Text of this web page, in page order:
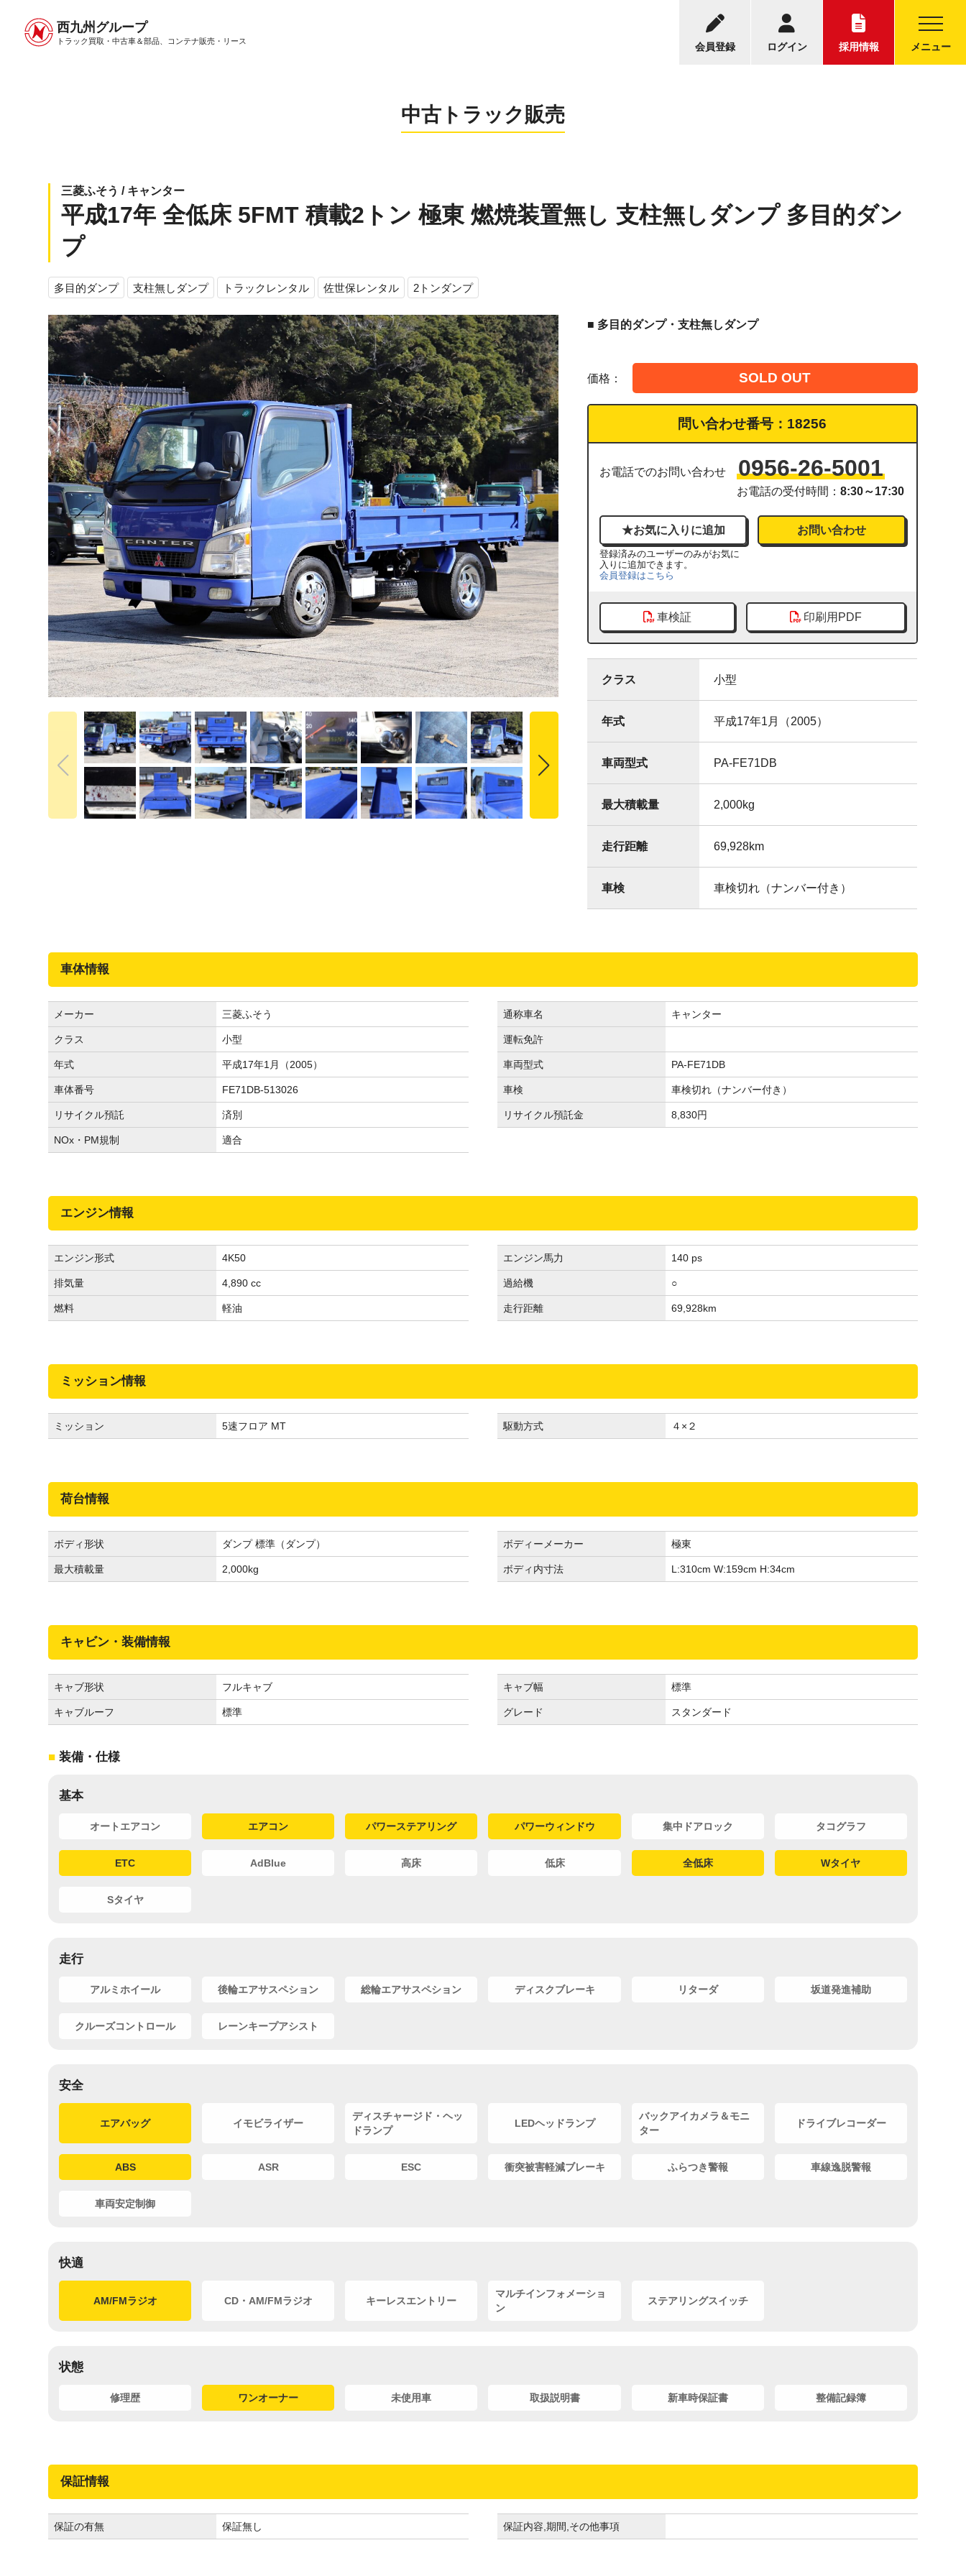
西九州グループ
トラック買取・中古車＆部品、 コンテナ販売・リース 会員登録 ログイン 採用情報 メニュー
中古トラック販売トップ
お電話の受付時間：8:30～17:30
中古トラックについてのお問い合わせ
中古トラック販売
三菱ふそう / キャンター
平成17年 全低床 5FMT 積載2トン 極東 燃焼装置無し 支柱無しダンプ 多目的ダン
プ
多目的ダンプ 支柱無しダンプ トラックレンタル 佐世保レンタル 2トンダンプ
■ 多目的ダンプ・支柱無しダンプ
価格： SOLD OUT
問い合わせ番号： 18256
お電話でのお問い合わせ 0956-26-5001
お電話の受付時間： 8:30～17:30
登録済みのユーザーのみがお気に
入りに追加できます。
会員登録はこちら
お問い合わせ
車検証 印刷用PDF
クラス 小型
年式 平成17年1月（2005）
車両型式 PA-FE71DB
最大積載量 2,000kg
走行距離 69,928km
車検 車検切れ（ナンバー付き）
車体情報
メーカー 三菱ふそう 通称車名 キャンター
クラス 小型 運転免許
年式 平成17年1月（2005） 車両型式 PA-FE71DB
車体番号 FE71DB-513026 車検 車検切れ（ナンバー付き）
リサイクル預託 済別 リサイクル預託金 8,830円
NOx・PM規制 適合
エンジン情報
エンジン形式 4K50 エンジン馬力 140 ps
排気量 4,890 cc 過給機 ○
燃料 軽油 走行距離 69,928km
ミッション情報
ミッション 5速フロア MT 駆動方式 ４×２
荷台情報
ボディ形状 ダンプ 標準（ダンプ） ボディーメーカー 極東
最大積載量 2,000kg ボディ内寸法 L:310cm W:159cm H:34cm
キャビン・装備情報
キャブ形状 フルキャブ キャブ幅 標準
キャブルーフ 標準 グレード スタンダード
装備・仕様
基本
オートエアコン エアコン パワーステアリング パワーウィンドウ 集中ドアロック タコグラフ
ETC AdBlue 高床 低床 全低床 Wタイヤ
Sタイヤ
走行
アルミホイール 後輪エアサスペション 総輪エアサスペション ディスクブレーキ リターダ 坂道発進補助
クルーズコントロール レーンキープアシスト
安全
エアバッグ イモビライザー
ディスチャージド・ヘッ
ドランプ
LEDヘッドランプ
バックアイカメラ＆モニ
ター
ドライブレコーダー
ABS ASR ESC 衝突被害軽減ブレーキ ふらつき警報 車線逸脱警報
車両安定制御
快適
AM/FMラジオ CD・AM/FMラジオ キーレスエントリー
マルチインフォメーショ
ン
ステアリングスイッチ
状態
修理歴 ワンオーナー 未使用車 取扱説明書 新車時保証書 整備記録簿
保証情報
保証の有無 保証無し 保証内容,期間,その他事項